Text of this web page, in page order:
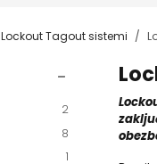
Lockout Tagout sistemi
2
8
1